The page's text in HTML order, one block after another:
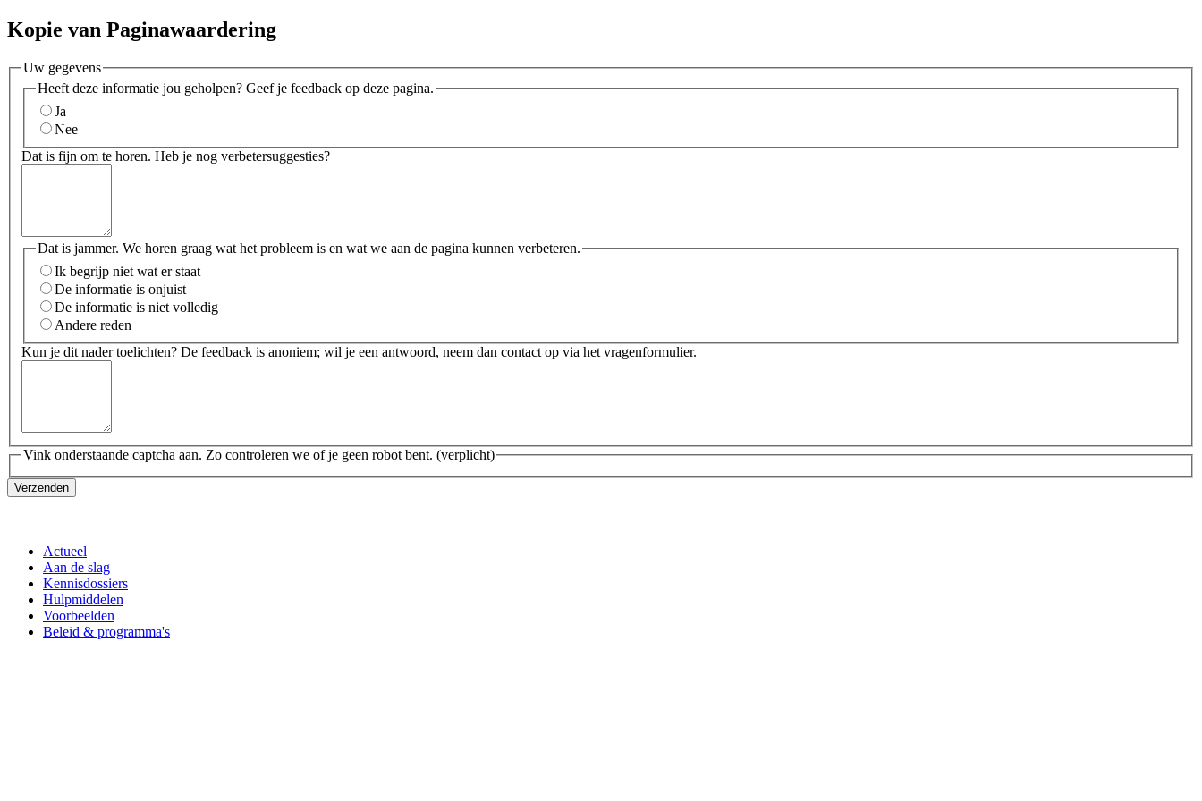
Kopie van Paginawaardering
Uw gegevens
Heeft deze informatie jou geholpen? Geef je feedback op deze pagina.
Ja
Nee
Dat is fijn om te horen. Heb je nog verbetersuggesties?
Dat is jammer. We horen graag wat het probleem is en wat we aan de pagina kunnen verbeteren.
Ik begrijp niet wat er staat
De informatie is onjuist
De informatie is niet volledig
Andere reden
Kun je dit nader toelichten? De feedback is anoniem; wil je een antwoord, neem dan contact op via het vragenformulier.
Vink onderstaande captcha aan. Zo controleren we of je geen robot bent. (verplicht)
Verzenden
Actueel
Aan de slag
Kennisdossiers
Hulpmiddelen
Voorbeelden
Beleid & programma's